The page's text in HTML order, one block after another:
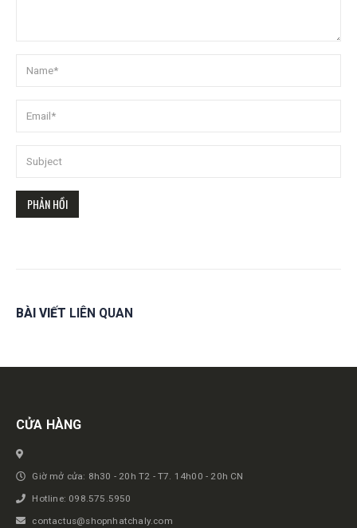
BÀI VIẾT LIÊN QUAN
Get in touch
CỬA HÀNG
Giờ mở cửa: 8h30 - 20h T2 - T7. 14h00 - 20h CN
Hotline: 098.575.5950
contactus@shopnhatchaly.com